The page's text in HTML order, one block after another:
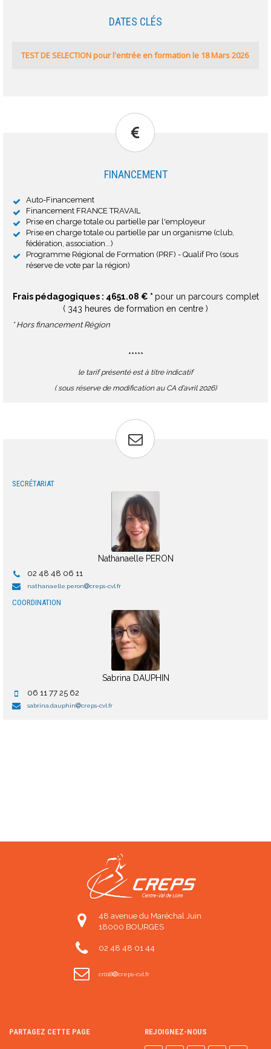
DATES CLÉS
TEST DE SELECTION pour l'entrée en formation le 18 Mars 2026
FINANCEMENT
Auto-Financement
Financement FRANCE TRAVAIL
Prise en charge totale ou partielle par l'employeur
Prise en charge totale ou partielle par un organisme (club,
fédération, association...)
Programme Régional de Formation (PRF) - Qualif Pro (sous
réserve de vote par la région)
Frais pédagogiques : 4651.08 € * pour un parcours complet
( 343 heures de formation en centre )
* Hors financement Région
*****
le tarif présenté est à titre indicatif
( sous réserve de modification au CA d'avril 2026)
SECRÉTARIAT
Nathanaelle PERON
02 48 48 06 11
nathanaelle.peron creps-cvl.fr
COORDINATION
Sabrina DAUPHIN
06 11 77 25 62
sabrina.dauphin creps-cvl.fr
48 avenue du Maréchal Juin
18000 BOURGES
02 48 48 01 44
cr018 creps-cvl.fr
PARTAGEZ CETTE PAGE REJOIGNEZ-NOUS